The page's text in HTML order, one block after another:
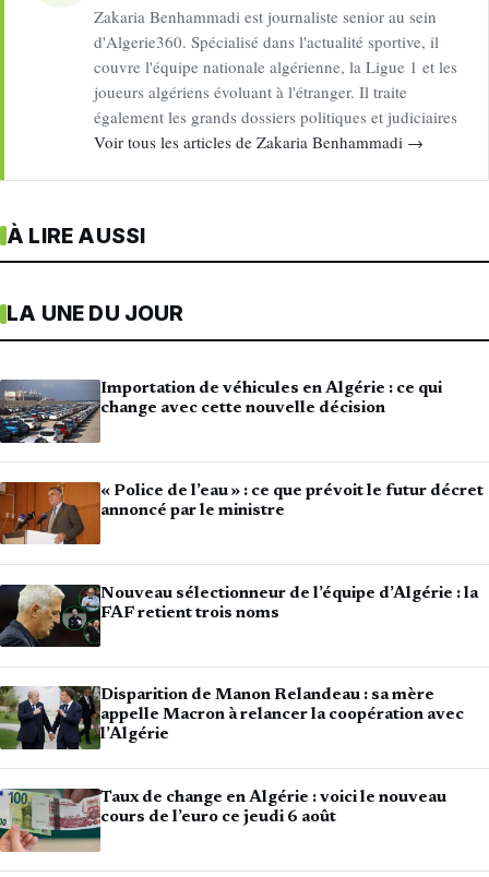
Zakaria Benhammadi est journaliste senior au sein
d'Algerie360. Spécialisé dans l'actualité sportive, il
couvre l'équipe nationale algérienne, la Ligue 1 et les
joueurs algériens évoluant à l'étranger. Il traite
également les grands dossiers politiques et judiciaires
Voir tous les articles de Zakaria Benhammadi →
À LIRE AUSSI
LA UNE DU JOUR
Importation de véhicules en Algérie : ce qui
change avec cette nouvelle décision
« Police de l’eau » : ce que prévoit le futur décret
annoncé par le ministre
Nouveau sélectionneur de l’équipe d’Algérie : la
FAF retient trois noms
Disparition de Manon Relandeau : sa mère
appelle Macron à relancer la coopération avec
l’Algérie
Taux de change en Algérie : voici le nouveau
cours de l’euro ce jeudi 6 août